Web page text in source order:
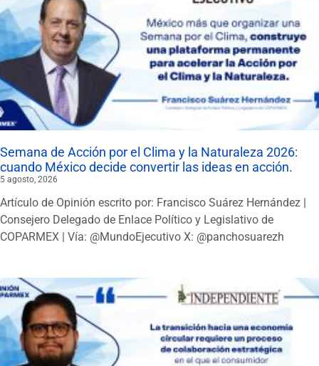
Semana de Acción por el Clima y la Naturaleza 2026:
cuando México decide convertir las ideas en acción.
5 agosto, 2026
Artículo de Opinión escrito por: Francisco Suárez Hernández |
Consejero Delegado de Enlace Político y Legislativo de
COPARMEX | Vía: @MundoEjecutivo X: @panchosuarezh